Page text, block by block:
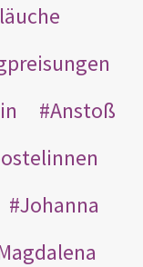
Anstoß
Johanna